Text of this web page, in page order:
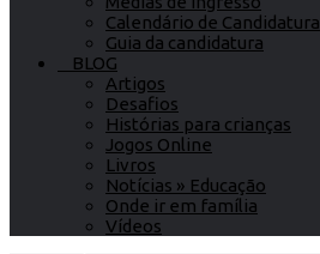
Calendário de Candidatura
Guia da candidatura
BLOG
Artigos
Desafios
Histórias para crianças
Jogos Online
Livros
Notícias » Educação
Onde ir em família
Vídeos